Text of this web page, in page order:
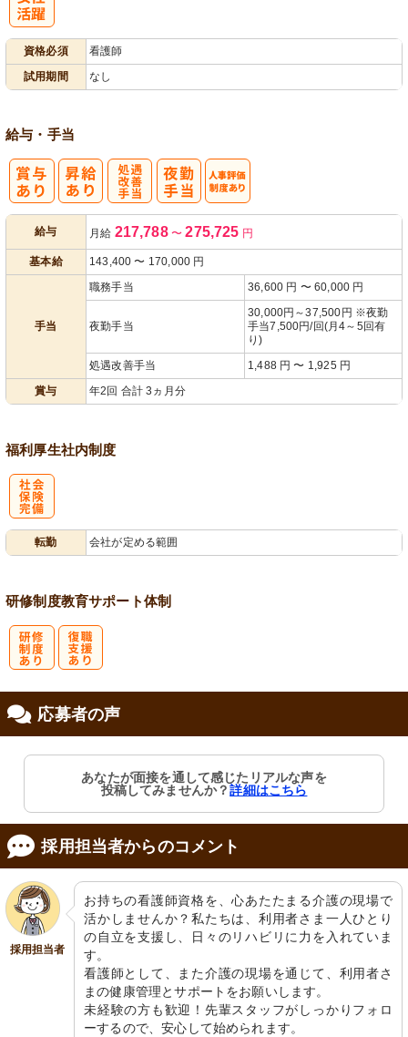
資格必須
看護師
試用期間
なし
給与・手当
給与 月給 217,788 〜 275,725 円
基本給 143,400 〜 170,000 円
手当
職務手当 36,600 円 〜 60,000 円
夜勤手当
30,000円～37,500円 ※夜勤
手当7,500円/回(月4～5回有
り)
処遇改善手当
1,488 円 〜 1,925 円
賞与
年2回 合計 3ヵ月分
福利厚生社内制度
転勤 会社が定める範囲
研修制度教育サポート体制
応募者の声
あなたが面接を通して感じたリアルな声を
投稿してみませんか？詳細はこちら
採用担当者からのコメント
採用担当者
お持ちの看護師資格を、心あたたまる介護の現場で
活かしませんか？私たちは、利用者さま一人ひとり
の自立を支援し、日々のリハビリに力を入れていま
す。
看護師として、また介護の現場を通じて、利用者さ
まの健康管理とサポートをお願いします。
未経験の方も歓迎！先輩スタッフがしっかりフォロ
ーするので、安心して始められます。